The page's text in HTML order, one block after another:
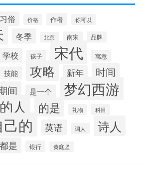
习俗 价格 作者 你可以
冬季 北京 南宋 品牌
学校 孩子 宋代 寓意
技能 攻略 新年 时间
间 是一个 梦幻西游
的人 的是 礼物 科目
己的 英语 词人 诗人
都是 银行 黄庭坚